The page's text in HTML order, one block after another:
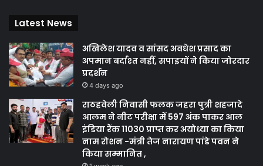
Latest News
अखिलेश यादव व सांसद अवधेश प्रसाद का
अपमान बर्दाश्त नहीं, सपाइयों ने किया जोरदार
प्रदर्शन
4 days ago
राठहवेली निवासी फलक जहरा पुत्री शहजादे
आलम ने नीट परीक्षा में 597 अंक पाकर आल
इंडिया रैंक 11030 प्राप्त कर अयोध्या का किया
नाम रोशन -मंत्री तेज नारायण पांडे पवन ने
किया सम्मानित ,